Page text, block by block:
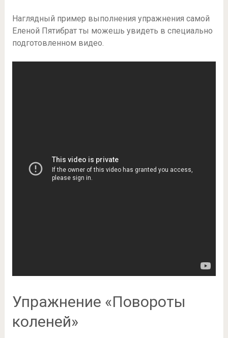
Наглядный пример выполнения упражнения самой
Еленой Пятибрат ты можешь увидеть в специально
подготовленном видео.
Упражнение «Повороты
коленей»